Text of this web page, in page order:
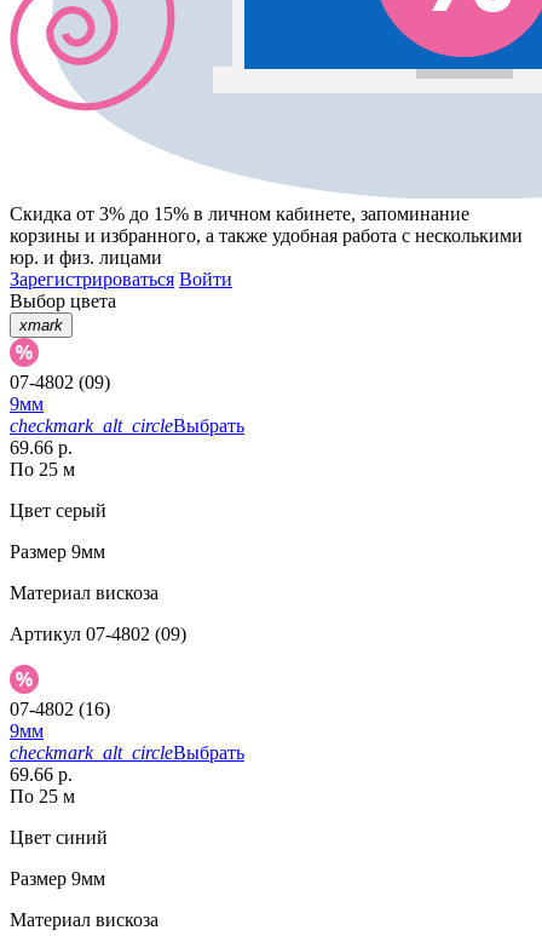
Скидка от 3% до 15% в личном кабинете, запоминание
корзины и избранного, а также удобная работа с несколькими
юр. и физ. лицами
Зарегистрироваться Войти
Выбор цвета
xmark
07-4802 (09)
9мм
checkmark_alt_circleВыбрать
69.66 р.
По 25 м
Цвет серый
Размер 9мм
Материал вискоза
Артикул 07-4802 (09)
07-4802 (16)
9мм
checkmark_alt_circleВыбрать
69.66 р.
По 25 м
Цвет синий
Размер 9мм
Материал вискоза